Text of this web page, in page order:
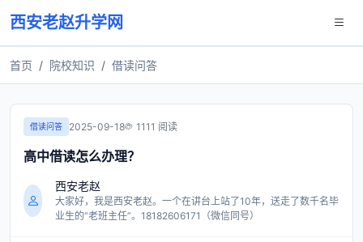
西安老赵升学网
首页 院校知识 借读问答
借读问答 2025-09-18 1111 阅读
高中借读怎么办理？
西安老赵
大家好，我是西安老赵。一个在讲台上站了10年，送走了数千名毕
业生的“老班主任”。18182606171（微信同号）